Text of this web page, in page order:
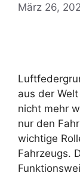
März 26,
aus der
nicht mehr
nur den
wichtige
Fahrzeugs.